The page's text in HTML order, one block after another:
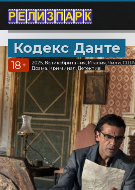
Кодекс Данте
18 +
2025, Великобритания, Италия, Чили, США
Драма, Криминал, Детектив